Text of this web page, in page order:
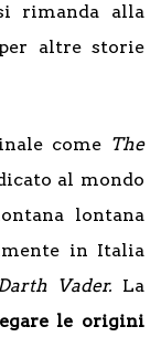
rimanda alla
altre storie
come The
al mondo
lontana
in Italia
Vader. La
le origini